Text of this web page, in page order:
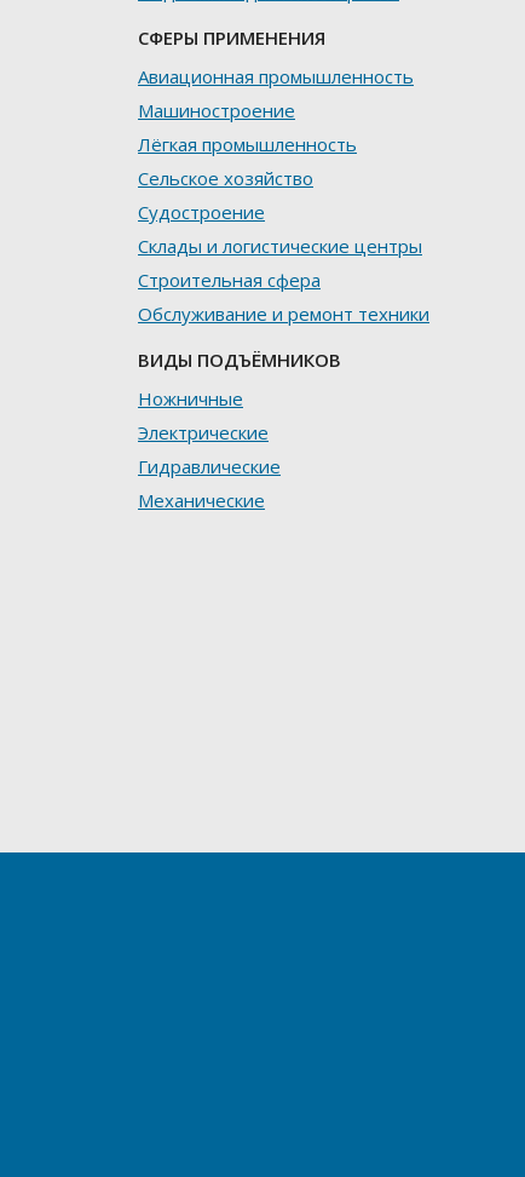
СФЕРЫ ПРИМЕНЕНИЯ
Авиационная промышленность
Машиностроение
Лёгкая промышленность
Сельское хозяйство
Судостроение
Склады и логистические центры
Строительная сфера
Обслуживание и ремонт техники
ВИДЫ ПОДЪЁМНИКОВ
Ножничные
Электрические
Гидравлические
Механические